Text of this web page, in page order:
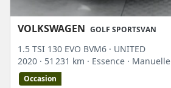
VOLKSWAGEN GOLF SPORTSVAN
1.5 TSI 130 EVO BVM6 · UNITED
2020 · 51 231 km · Essence · Manuelle
Occasion